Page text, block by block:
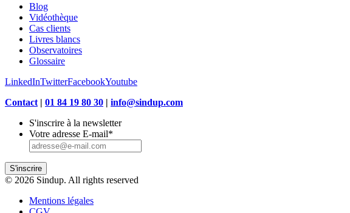
Blog
Vidéothèque
Cas clients
Livres blancs
Observatoires
Glossaire
LinkedInTwitterFacebookYoutube
Contact | 01 84 19 80 30 | info@sindup.com
S'inscrire à la newsletter
Votre adresse E-mail*
S'inscrire
© 2026 Sindup. All rights reserved
Mentions légales